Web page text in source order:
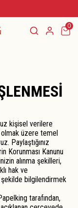
0
kişisel verilere
olmak üzere temel
Paylaştığınız
Korunması Kanunu
alınma şekilleri,
hak ve
şekilde bilgilendirmek
tarafından,